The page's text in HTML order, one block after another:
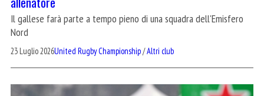
Il gallese farà parte a tempo pieno di una squadra dell'Emisfero
Nord
23 Luglio 2026United Rugby Championship/Altri club